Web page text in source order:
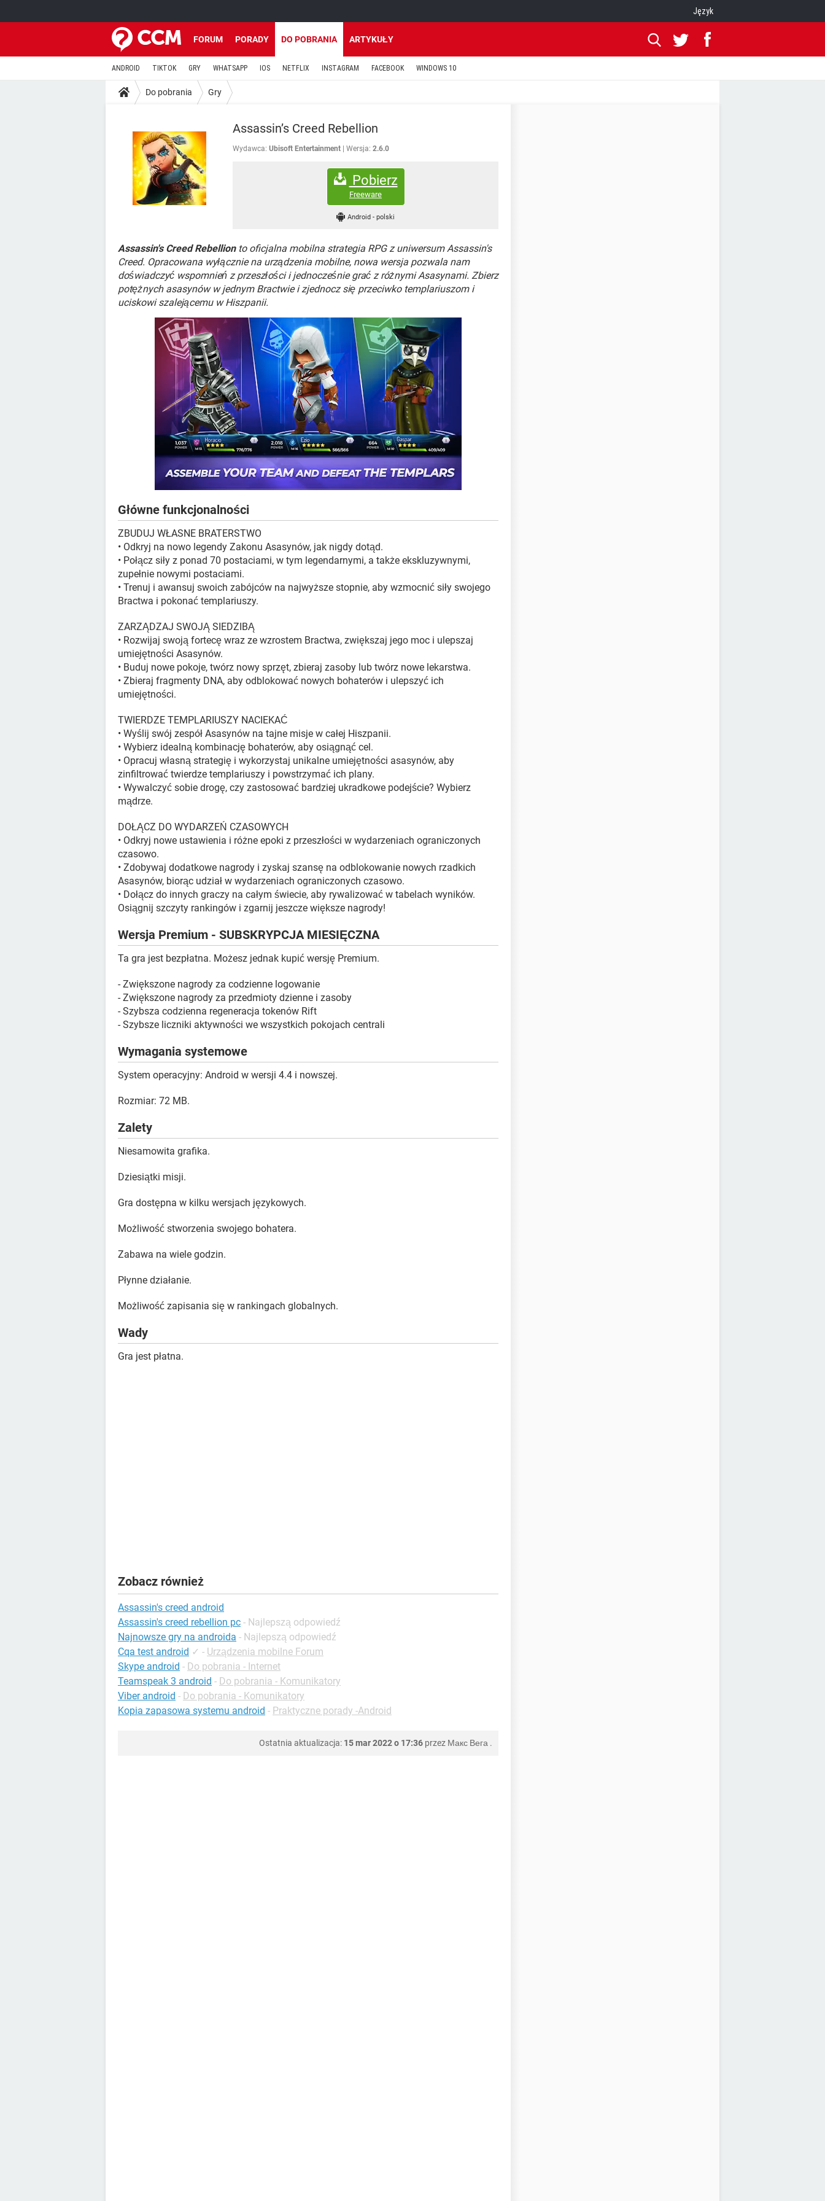
Język
FORUM PORADY DO POBRANIA ARTYKUŁY
ANDROID TIKTOK GRY WHATSAPP IOS NETFLIX INSTAGRAM FACEBOOK WINDOWS 10
Do pobrania Gry
Assassin’s Creed Rebellion
Wydawca: Ubisoft Entertainment Wersja: 2.6.0
Pobierz
Freeware
Android - polski
Assassin's Creed Rebellionto oficjalna mobilna strategia RPG z uniwersum Assassin's
Creed. Opracowana wyłącznie na urządzenia mobilne, nowa wersja pozwala nam
doświadczyć wspomnień z przeszłości i jednocześnie grać z różnymi Asasynami. Zbierz
potężnych asasynów w jednym Bractwie i zjednocz się przeciwko templariuszom i
uciskowi szalejącemu w Hiszpanii.
Główne funkcjonalności
ZBUDUJ WŁASNE BRATERSTWO
• Odkryj na nowo legendy Zakonu Asasynów, jak nigdy dotąd.
• Połącz siły z ponad 70 postaciami, w tym legendarnymi, a także ekskluzywnymi,
zupełnie nowymi postaciami.
• Trenuj i awansuj swoich zabójców na najwyższe stopnie, aby wzmocnić siły swojego
Bractwa i pokonać templariuszy.
ZARZĄDZAJ SWOJĄ SIEDZIBĄ
• Rozwijaj swoją fortecę wraz ze wzrostem Bractwa, zwiększaj jego moc i ulepszaj
umiejętności Asasynów.
• Buduj nowe pokoje, twórz nowy sprzęt, zbieraj zasoby lub twórz nowe lekarstwa.
• Zbieraj fragmenty DNA, aby odblokować nowych bohaterów i ulepszyć ich
umiejętności.
TWIERDZE TEMPLARIUSZY NACIEKAĆ
• Wyślij swój zespół Asasynów na tajne misje w całej Hiszpanii.
• Wybierz idealną kombinację bohaterów, aby osiągnąć cel.
• Opracuj własną strategię i wykorzystaj unikalne umiejętności asasynów, aby
zinfiltrować twierdze templariuszy i powstrzymać ich plany.
• Wywalczyć sobie drogę, czy zastosować bardziej ukradkowe podejście? Wybierz
mądrze.
DOŁĄCZ DO WYDARZEŃ CZASOWYCH
• Odkryj nowe ustawienia i różne epoki z przeszłości w wydarzeniach ograniczonych
czasowo.
• Zdobywaj dodatkowe nagrody i zyskaj szansę na odblokowanie nowych rzadkich
Asasynów, biorąc udział w wydarzeniach ograniczonych czasowo.
• Dołącz do innych graczy na całym świecie, aby rywalizować w tabelach wyników.
Osiągnij szczyty rankingów i zgarnij jeszcze większe nagrody!
Wersja Premium - SUBSKRYPCJA MIESIĘCZNA
Ta gra jest bezpłatna. Możesz jednak kupić wersję Premium.
- Zwiększone nagrody za codzienne logowanie
- Zwiększone nagrody za przedmioty dzienne i zasoby
- Szybsza codzienna regeneracja tokenów Rift
- Szybsze liczniki aktywności we wszystkich pokojach centrali
Wymagania systemowe
System operacyjny: Android w wersji 4.4 i nowszej.
Rozmiar: 72 MB.
Zalety
Niesamowita grafika.
Dziesiątki misji.
Gra dostępna w kilku wersjach językowych.
Możliwość stworzenia swojego bohatera.
Zabawa na wiele godzin.
Płynne działanie.
Możliwość zapisania się w rankingach globalnych.
Wady
Gra jest płatna.
Zobacz również
Assassin's creed android
Assassin's creed rebellion pc - Najlepszą odpowiedź
Najnowsze gry na androida - Najlepszą odpowiedź
Cqa test android ✓ - Urządzenia mobilne Forum
Skype android - Do pobrania - Internet
Teamspeak 3 android - Do pobrania - Komunikatory
Viber android - Do pobrania - Komunikatory
Kopia zapasowa systemu android - Praktyczne porady -Android
Ostatnia aktualizacja: 15 mar 2022 o 17:36 przez Макс Вега .